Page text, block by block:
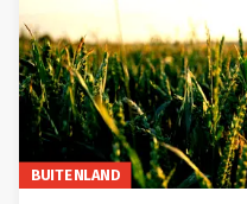
BUITENLAND